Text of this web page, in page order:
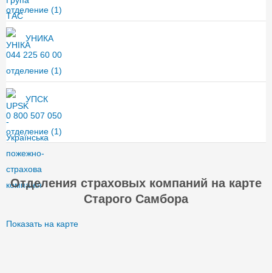
отделение (1)
УНИКА
044 225 60 00
отделение (1)
УПСК
0 800 507 050
отделение (1)
Отделения страховых компаний на карте
Старого Самбора
Показать на карте